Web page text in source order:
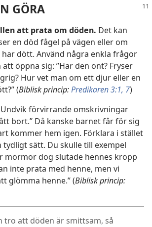
GÖRA
att prata om döden. Det kan
en död fågel på vägen eller om
dött. Använd några enkla frågor
öppna sig: ”Har den ont? Fryser
Hur vet man om ett djur eller en
(Biblisk princip:Predikaren 3:1, 7)
Undvik förvirrande omskrivningar
bort.” Då kanske barnet får för sig
kommer hem igen. Förklara i stället
tydligt sätt. Du skulle till exempel
mormor dog slutade hennes kropp
inte prata med henne, men vi
glömma henne.” (Biblisk princip:
tro att döden är smittsam, så